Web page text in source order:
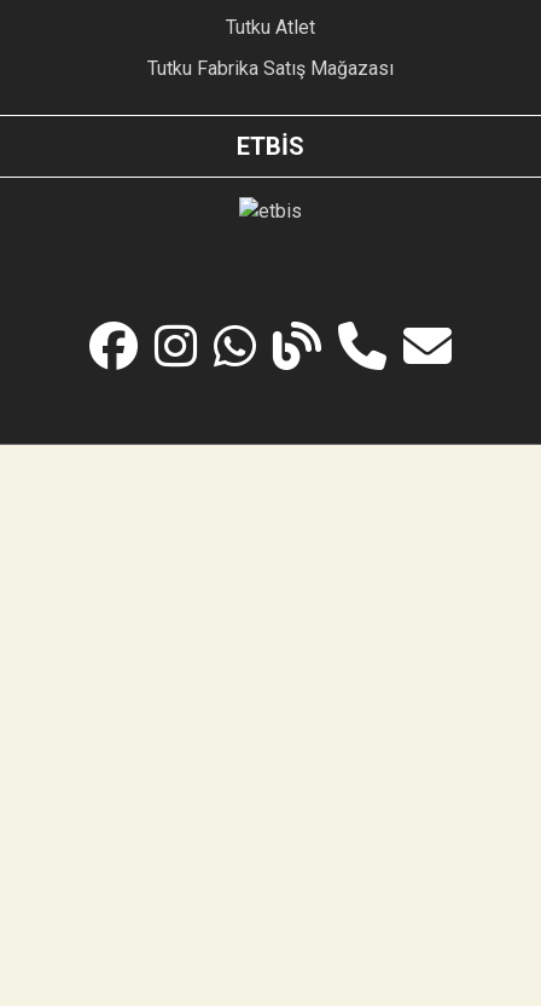
Tutku Atlet
Tutku Fabrika Satış Mağazası
ETBİS